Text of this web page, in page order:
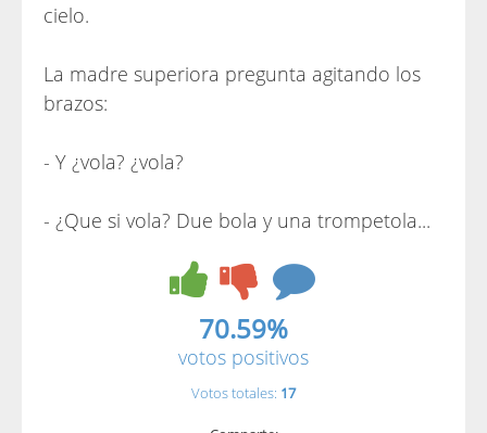
cielo.
La madre superiora pregunta agitando los
brazos:
- Y ¿vola? ¿vola?
- ¿Que si vola? Due bola y una trompetola...
70.59%
votos positivos
Votos totales: 17